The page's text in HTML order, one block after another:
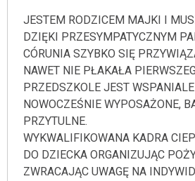
JESTEM RODZICEM MAJKI I
DZIĘKI PRZESYMPATYCZNYM
CÓRUNIA SZYBKO SIĘ
NAWET NIE PŁAKAŁA
PRZEDSZKOLE JEST
NOWOCZEŚNIE WYPOSAŻONE,
PRZYTULNE.
WYKWALIFIKOWANA KADRA
DO DZIECKA ORGANIZUJĄC
ZWRACAJĄC UWAGĘ NA